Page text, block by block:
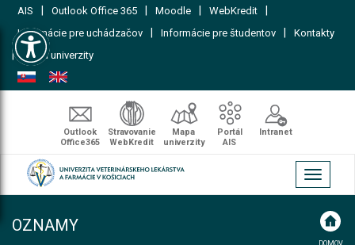
Open toolbar
AIS Outlook Office 365 Moodle WebKredit
Informácie pre uchádzačov Informácie pre študentov Kontakty
| Mapa univerzity
Outlook
Office365
Stravovanie
WebKredit
Mapa
univerzity
Portál
AIS
Intranet
Toggle
OZNAMY
DOMOV